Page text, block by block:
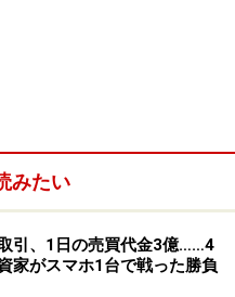
みたい
引、1日の売買代金3億……4
家がスマホ1台で戦った勝負